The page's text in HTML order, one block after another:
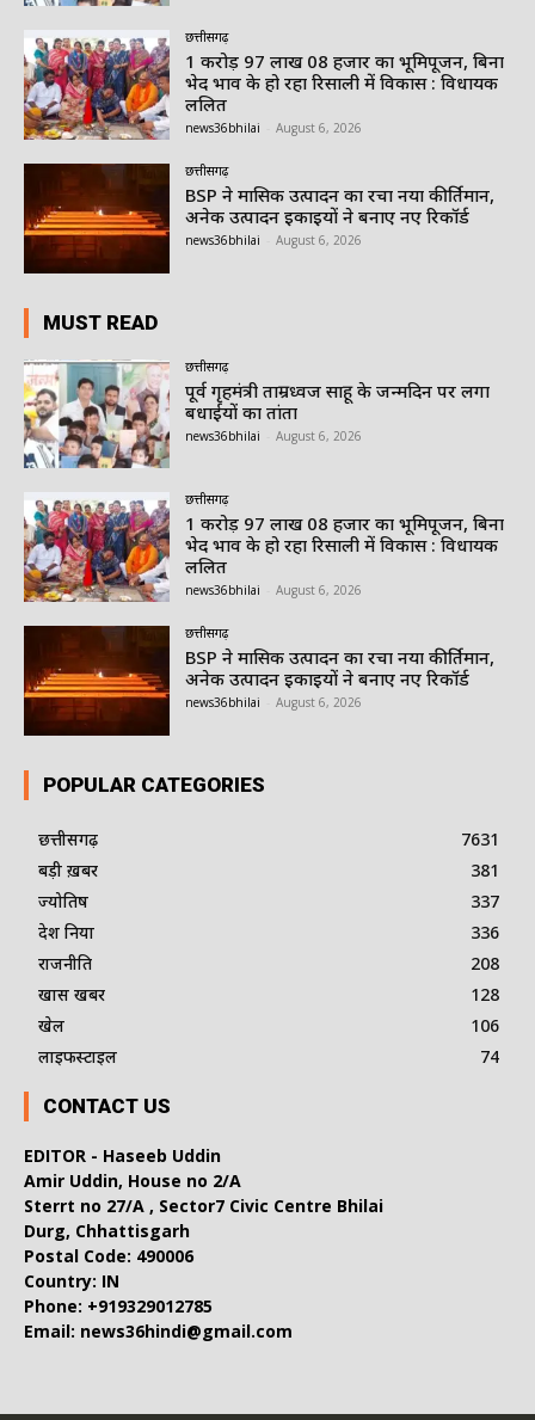
छत्तीसगढ़
1 करोड़ 97 लाख 08 हजार का भूमिपूजन, बिना
भेद भाव के हो रहा रिसाली में विकास : विधायक
ललित
news36bhilai August 6, 2026
छत्तीसगढ़
BSP ने मासिक उत्पादन का रचा नया कीर्तिमान,
अनेक उत्पादन इकाइयों ने बनाए नए रिकॉर्ड
news36bhilai August 6, 2026
MUST READ
छत्तीसगढ़
पूर्व गृहमंत्री ताम्रध्वज साहू के जन्मदिन पर लगा
बधाईयों का तांता
news36bhilai August 6, 2026
छत्तीसगढ़
1 करोड़ 97 लाख 08 हजार का भूमिपूजन, बिना
भेद भाव के हो रहा रिसाली में विकास : विधायक
ललित
news36bhilai August 6, 2026
छत्तीसगढ़
BSP ने मासिक उत्पादन का रचा नया कीर्तिमान,
अनेक उत्पादन इकाइयों ने बनाए नए रिकॉर्ड
news36bhilai August 6, 2026
POPULAR CATEGORIES
छत्तीसगढ़
7631
बड़ी ख़बर
381
ज्योतिष
337
देश दुनिया
336
राजनीति
208
खास खबर
128
खेल
106
लाइफस्टाइल
74
CONTACT US
EDITOR - Haseeb Uddin
Amir Uddin, House no 2/A
Sterrt no 27/A , Sector7 Civic Centre Bhilai
Durg, Chhattisgarh
Postal Code: 490006
Country: IN
Phone: +919329012785
Email: news36hindi@gmail.com